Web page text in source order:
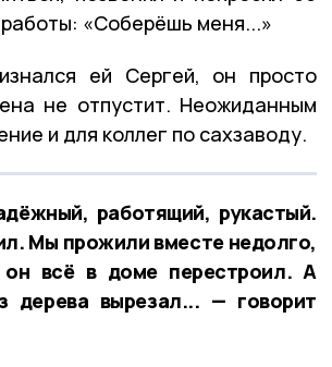
работы: «Соберёшь меня...»
ей Сергей, он просто
не отпустит. Неожиданным
и для коллег по сахзаводу.
работящий, рукастый.
Мы прожили вместе недолго,
всё в доме перестроил. А
дерева вырезал... — говорит